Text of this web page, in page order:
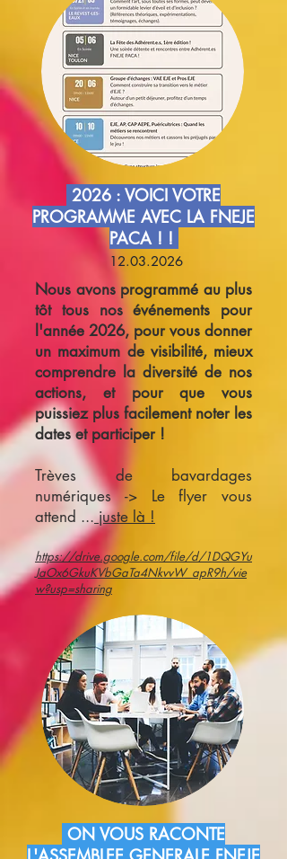
2026 : VOICI VOTRE
PROGRAMME AVEC LA FNEJE
PACA ! !
12.03.2026
Nous avons programmé au plus
tôt tous nos événements pour
l'année 2026, pour vous donner
un maximum de visibilité, mieux
comprendre la diversité de nos
actions, et pour que vous
puissiez plus facilement noter les
dates et participer !
Trèves de bavardages
numériques -> Le flyer vous
attend ...juste là !
https://drive.google.com/file/d/1DQGYu
JaOx6GkuKVbGaTa4NkvvW_apR9h/vie
w?usp=sharing
ON VOUS RACONTE